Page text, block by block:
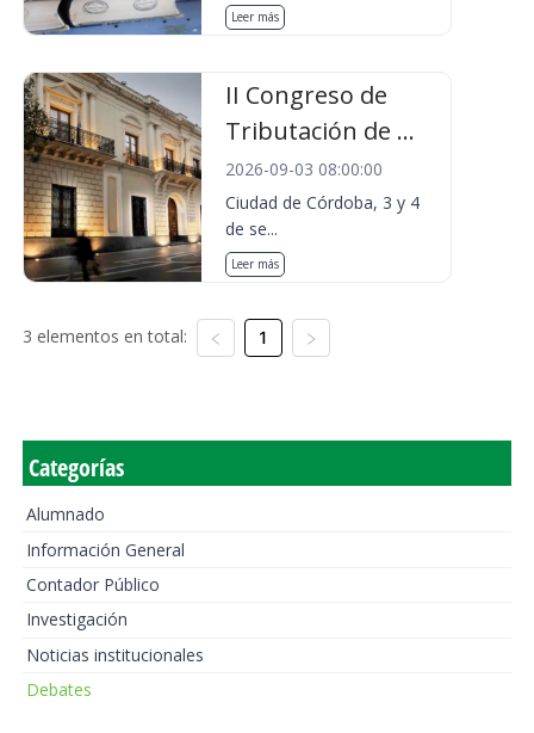
Leer más
II Congreso de
Tributación de ...
2026-09-03 08:00:00
Ciudad de Córdoba, 3 y 4
de se...
Leer más
3 elementos en total: 1
Categorías
Alumnado
Información General
Contador Público
Investigación
Noticias institucionales
Debates